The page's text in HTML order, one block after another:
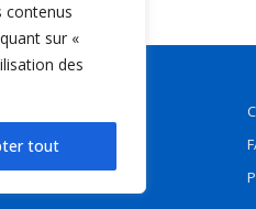
contenus
sur «
des
tout
nous sur :
La
La
La